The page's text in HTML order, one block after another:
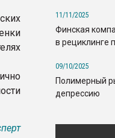
11/11/2025
Финская
в рециклинге
09/10/2025
Полимерный
депрессию